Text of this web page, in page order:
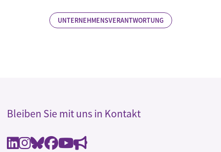
UNTERNEHMENSVERANTWORTUNG
Bleiben Sie mit uns in Kontakt